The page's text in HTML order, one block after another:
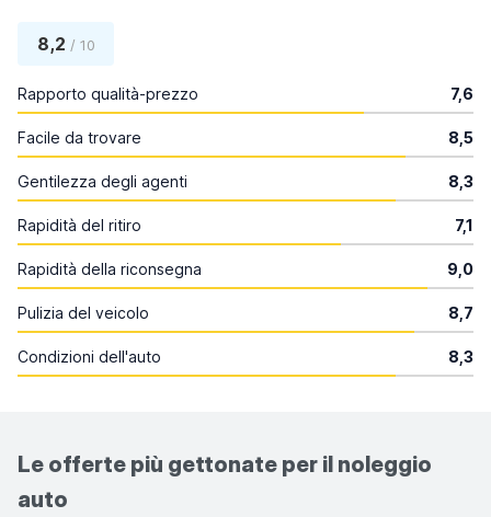
8,2 / 10
Rapporto qualità-prezzo 7,6
Facile da trovare 8,5
Gentilezza degli agenti 8,3
Rapidità del ritiro 7,1
Rapidità della riconsegna 9,0
Pulizia del veicolo 8,7
Condizioni dell'auto 8,3
Le offerte più gettonate per il noleggio
auto